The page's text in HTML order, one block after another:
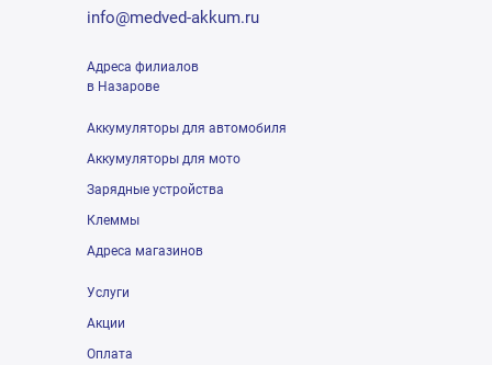
info@medved-akkum.ru
Адреса филиалов
в Назарове
Аккумуляторы для автомобиля
Аккумуляторы для мото
Зарядные устройства
Клеммы
Адреса магазинов
Услуги
Акции
Оплата